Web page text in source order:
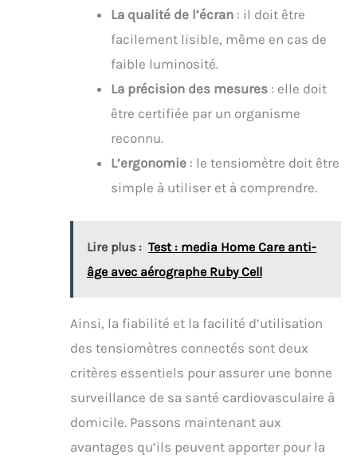
La qualité de l’écran : il doit être
facilement lisible, même en cas de
faible luminosité.
La précision des mesures : elle doit
être certifiée par un organisme
reconnu.
L’ergonomie : le tensiomètre doit être
simple à utiliser et à comprendre.
Lire plus : Test : media Home Care anti-
âge avec aérographe Ruby Cell
Ainsi, la fiabilité et la facilité d’utilisation
des tensiomètres connectés sont deux
critères essentiels pour assurer une bonne
surveillance de sa santé cardiovasculaire à
domicile. Passons maintenant aux
avantages qu’ils peuvent apporter pour la